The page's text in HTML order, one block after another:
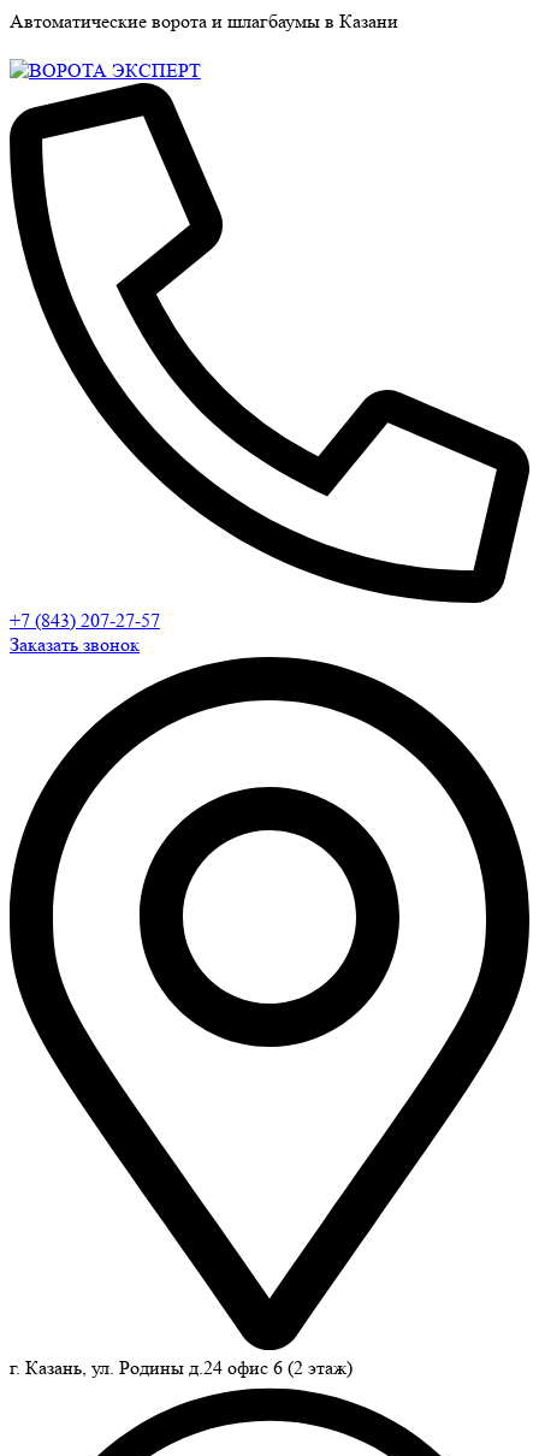
Автоматические ворота и шлагбаумы в Казани
+7 (843) 207-27-57
Заказать звонок
г. Казань, ул. Родины д.24 офис 6 (2 этаж)